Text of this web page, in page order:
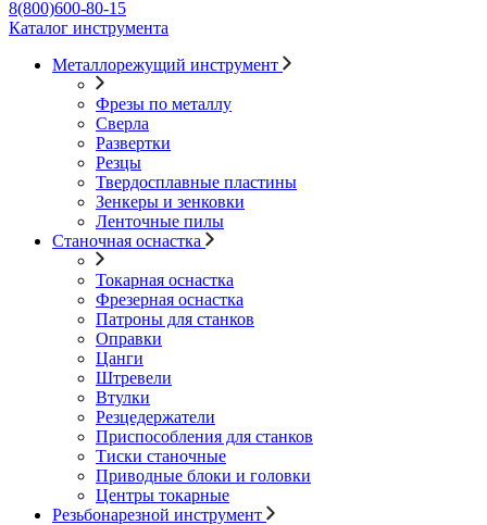
8(800)600-80-15
Каталог инструмента
Металлорежущий инструмент
Фрезы по металлу
Сверла
Развертки
Резцы
Твердосплавные пластины
Зенкеры и зенковки
Ленточные пилы
Станочная оснастка
Токарная оснастка
Фрезерная оснастка
Патроны для станков
Оправки
Цанги
Штревели
Втулки
Резцедержатели
Приспособления для станков
Тиски станочные
Приводные блоки и головки
Центры токарные
Резьбонарезной инструмент